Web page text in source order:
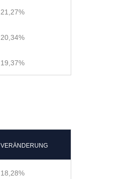
21,27%
20,34%
19,37%
VERÄNDERUNG
18,28%